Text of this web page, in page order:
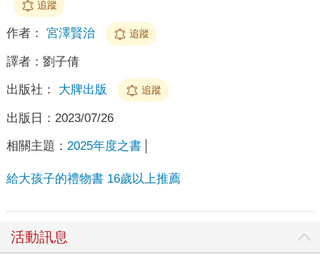
追蹤
作者： 宮澤賢治 追蹤
譯者： 劉子倩
出版社： 大牌出版 追蹤
出版日： 2023/07/26
相關主題： 2025年度之書
給大孩子的禮物書 16歲以上推薦
活動訊息